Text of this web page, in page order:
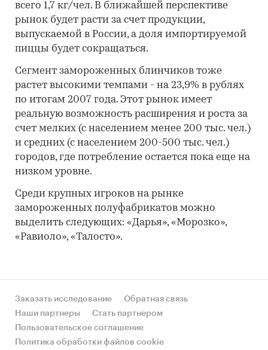
всего 1,7 кг/чел. В ближайшей перспективе
рынок будет расти за счет продукции,
выпускаемой в России, а доля импортируемой
пиццы будет сокращаться.
Сегмент замороженных блинчиков тоже
растет высокими темпами - на 23,9% в рублях
по итогам 2007 года. Этот рынок имеет
реальную возможность расширения и роста за
счет мелких (с населением менее 200 тыс. чел.)
и средних (с населением 200-500 тыс. чел.)
городов, где потребление остается пока еще на
низком уровне.
Среди крупных игроков на рынке
замороженных полуфабрикатов можно
выделить следующих: «Дарья», «Морозко»,
«Равиоло», «Талосто».
Заказать исследование
Обратная связь
Наши партнеры
Стать партнером
Пользовательское соглашение
Политика обработки файлов cookie